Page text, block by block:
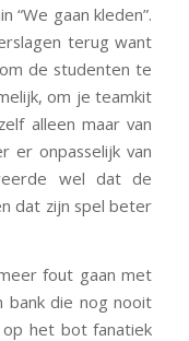
“We gaan kleden”.
terug want
de studenten te
om je teamkit
alleen maar van
er onpasselijk van
wel dat de
dat zijn spel beter
fout gaan met
bank die nog nooit
het bot fanatiek